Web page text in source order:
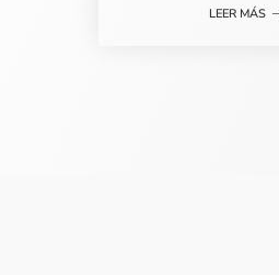
LEER MÁS